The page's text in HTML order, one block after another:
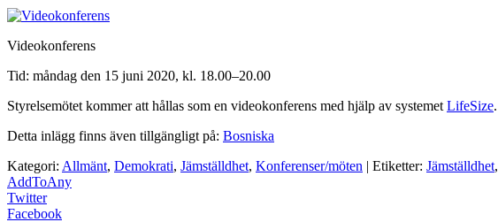
Videokonferens
Tid: måndag den 15 juni 2020, kl. 18.00–20.00
Styrelsemötet kommer att hållas som en videokonferens med hjälp av systemet LifeSize.
Detta inlägg finns även tillgängligt på: Bosniska
Kategori: Allmänt, Demokrati, Jämställdhet, Konferenser/möten | Etiketter: Jämställdhet,
AddToAny
Twitter
Facebook